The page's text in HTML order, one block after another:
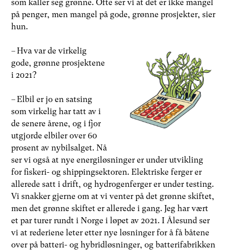
som kaller seg grønne. Ofte ser vi at det er ikke mangel
på penger, men mangel på gode, grønne prosjekter, sier
hun.
– Hva var de virkelig
gode, grønne prosjektene
i 2021?
– Elbil er jo en satsing
som virkelig har tatt av i
de senere årene, og i fjor
utgjorde elbiler over 60
prosent av nybilsalget. Nå
ser vi også at nye energiløsninger er under utvikling
for fiskeri- og shippingsektoren. Elektriske ferger er
allerede satt i drift, og hydrogenferger er under testing.
Vi snakker gjerne om at vi venter på det grønne skiftet,
men det grønne skiftet er allerede i gang. Jeg har vært
et par turer rundt i Norge i løpet av 2021. I Ålesund ser
vi at rederiene leter etter nye løsninger for å få båtene
over på batteri- og hybridløsninger, og batterifabrikken